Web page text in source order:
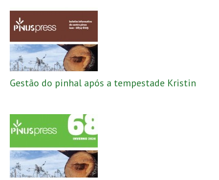
Gestão do pinhal após a tempestade Kristin